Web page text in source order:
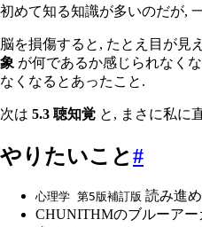
初めて知る知識が多いのだが,
脳を損傷すると, たとえ目が見
象 が何であるか感じられなく
なくなるとあったこと.
次は 5.3 聴知覚 と, まさに私に
やりたいこと#
心理学 第5版補訂版 読み進
CHUNITHMのブルーア